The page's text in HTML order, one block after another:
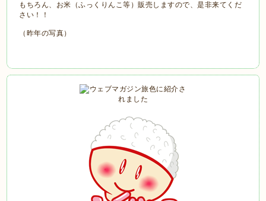
もちろん、お米（ふっくりんこ等）販売しますので、是非来てくだ
さい！！
（昨年の写真）